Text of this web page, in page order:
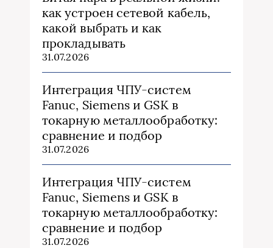
как устроен сетевой кабель,
какой выбрать и как
прокладывать
31.07.2026
Интеграция ЧПУ-систем
Fanuc, Siemens и GSK в
токарную металлообработку:
сравнение и подбор
31.07.2026
Интеграция ЧПУ-систем
Fanuc, Siemens и GSK в
токарную металлообработку:
сравнение и подбор
31.07.2026